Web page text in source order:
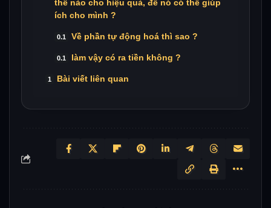
thế nào cho hiệu quả, để nó có thể giúp
ích cho mình ?
Về phần tự động hoá thì sao ?
làm vậy có ra tiền không ?
Bài viết liên quan